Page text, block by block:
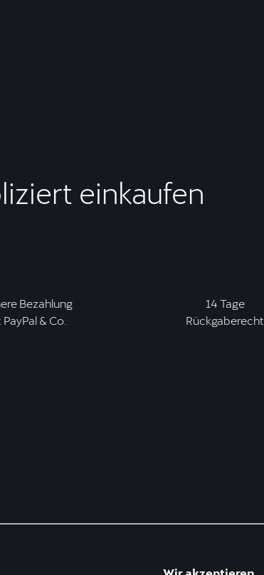
einkaufen
Bezahlung
& Co.
14 Tage
Rückgaberecht
Wir akzeptieren